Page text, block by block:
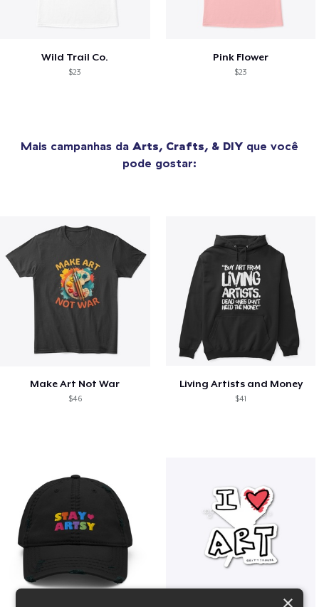
Wild Trail Co.
$23
Pink Flower
$23
Mais campanhas da Arts, Crafts, & DIY que você
pode gostar:
Make Art Not War
$46
Living Artists and Money
$41